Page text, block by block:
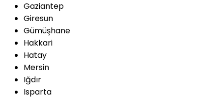
Gaziantep
Giresun
Gümüşhane
Hakkari
Hatay
Mersin
Iğdır
Isparta